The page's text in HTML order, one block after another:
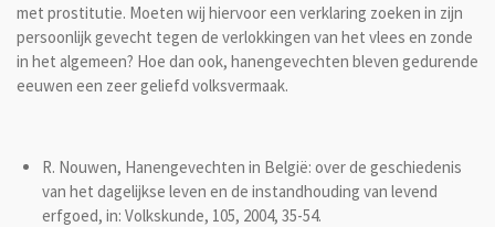
met prostitutie. Moeten wij hiervoor een verklaring zoeken in zijn
persoonlijk gevecht tegen de verlokkingen van het vlees en zonde
in het algemeen? Hoe dan ook, hanengevechten bleven gedurende
eeuwen een zeer geliefd volksvermaak.
R. Nouwen, Hanengevechten in België: over de geschiedenis
van het dagelijkse leven en de instandhouding van levend
erfgoed, in: Volkskunde, 105, 2004, 35-54.